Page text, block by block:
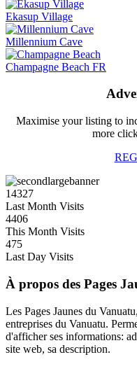
Ekasup Village
Millennium Cave
Champagne Beach FR
Maximise your listing to
more
14327
Last Month Visits
4406
This Month Visits
475
Last Day Visits
À propos des Pages
Les Pages Jaunes du
entreprises du Vanuatu.
d'afficher ses informations:
site web, sa description.